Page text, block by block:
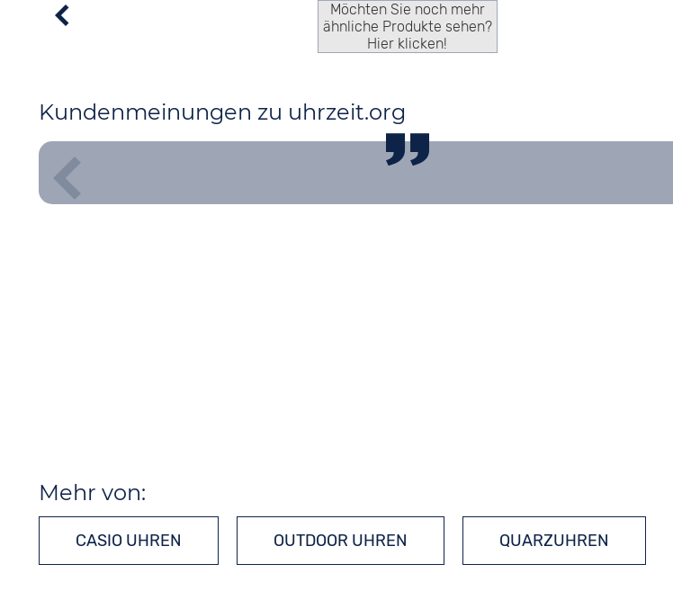
Möchten Sie noch mehr
ähnliche Produkte sehen?
Hier klicken!
Kundenmeinungen zu uhrzeit.org
Mehr von:
CASIO UHREN OUTDOOR UHREN QUARZUHREN